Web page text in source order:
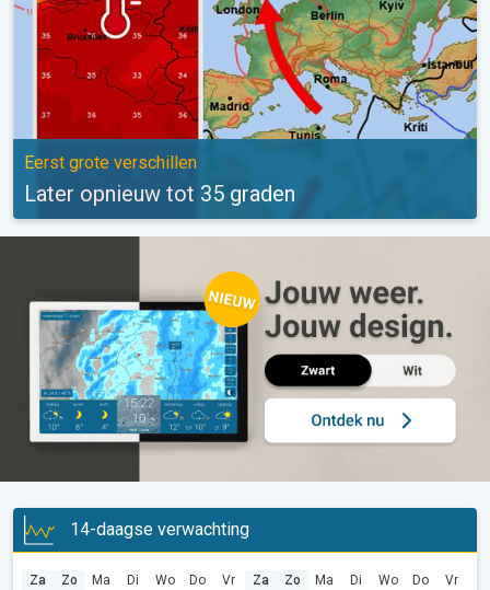
Eerst grote verschillen
Later opnieuw tot 35 graden
14-daagse verwachting
Za Zo Ma Di Wo Do Vr Za Zo Ma Di Wo Do Vr